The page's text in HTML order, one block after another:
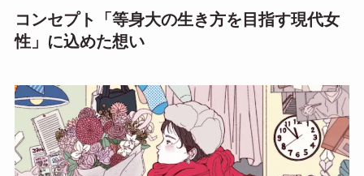
コンセプト「等身大の生き方を目指す現代女
性」に込めた想い